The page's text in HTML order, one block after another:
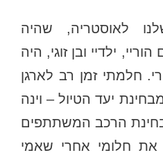
לאוסטריה, שהיה
ילדיי ובן זוגי, היה
חלמתי זמן רב לארגן
יעד הטיול – וינה
הרכב המשתתפים
את חלומי אחרי שאמי